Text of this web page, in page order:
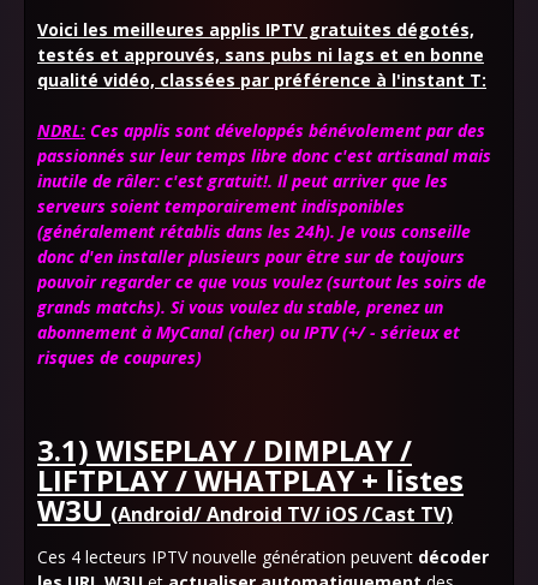
Voici les meilleures applis IPTV gratuites dégotés,
testés et approuvés, sans pubs ni lags et en bonne
qualité vidéo, classées par préférence à l'instant T:
NDRL: Ces applis sont développés bénévolement par des
passionnés sur leur temps libre donc c'est artisanal mais
inutile de râler: c'est gratuit!. Il peut arriver que les
serveurs soient temporairement indisponibles
(généralement rétablis dans les 24h). Je vous conseille
donc d'en installer plusieurs pour être sur de toujours
pouvoir regarder ce que vous voulez (surtout les soirs de
grands matchs). Si vous voulez du stable, prenez un
abonnement à MyCanal (cher) ou IPTV (+/ - sérieux et
risques de coupures)
3.1) WISEPLAY / DIMPLAY /
LIFTPLAY / WHATPLAY + listes
W3U(Android/ Android TV/ iOS /Cast TV)
Ces 4 lecteurs IPTV nouvelle génération peuvent décoder